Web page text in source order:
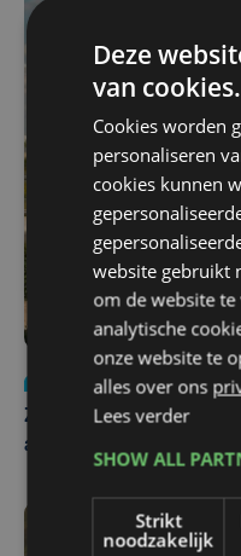
Nieuws Update
Zwaar ongeval op E403
afgesloten
Deze
van cookies.
Cookies worden
personaliseren
cookies kunnen
website gebruikt
om de website
analytische
onze website te
alles over ons
Lees verder
SHOW ALL
Strikt
noodzakelijk